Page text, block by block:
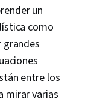
un
como
entre los
mirar varias